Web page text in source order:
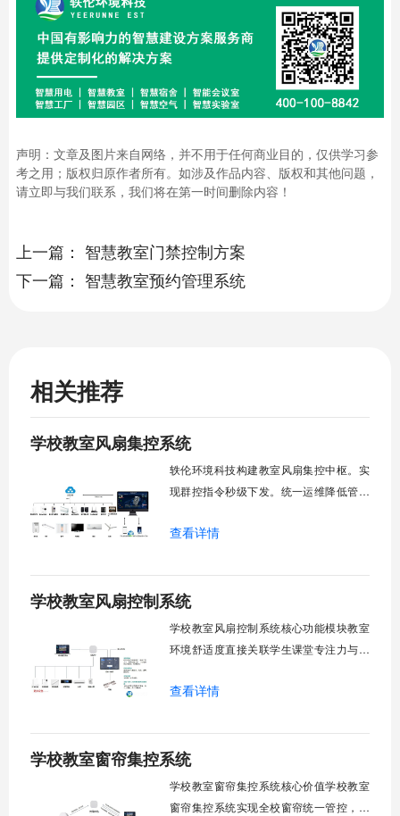
声明：文章及图片来自网络，并不用于任何商业目的，仅供学习参
考之用；版权归原作者所有。如涉及作品内容、版权和其他问题，
请立即与我们联系，我们将在第一时间删除内容！
上一篇： 智慧教室门禁控制方案
下一篇： 智慧教室预约管理系统
相关推荐
学校教室风扇集控系统
轶伦环境科技构建教室风扇集控中枢。实
现群控指令秒级下发。统一运维降低管理
巡检盲区。保障教学环境温湿度适宜。数
块清单：远程集中控制。智能定时调度。
环境自适应调节。能耗监测统计。故障预
查看详情
学校教室风扇控制系统
学校教室风扇控制系统核心功能模块教室
环境舒适度直接关联学生课堂专注力与学
领域，打造教室风扇控制系统，实现温度
分组联动、安全防护六大模块一体化运
行，为学校提供精细化风扇管理方案。
查看详情
学校教室窗帘集控系统
学校教室窗帘集控系统核心价值学校教室
窗帘集控系统实现全校窗帘统一管控，提